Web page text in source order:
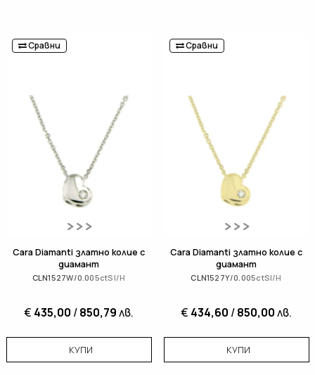
Сравни
Cara Diamanti златно колие с
диамант
CLN1527W/0.005ctSI/H
€ 435,00 /850,79лв.
КУПИ
Сравни
Cara Diamanti златно колие с
диамант
CLN1527Y/0.005ctSI/H
€ 434,60 /850,00лв.
КУПИ